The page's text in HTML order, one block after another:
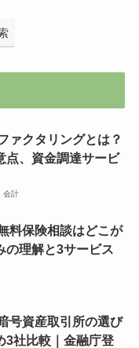
ァクタリングとは？
点、資金調達サービ
会計
料保険相談はどこが
の理解と3サービス
号資産取引所の選び
3社比較｜金融庁登